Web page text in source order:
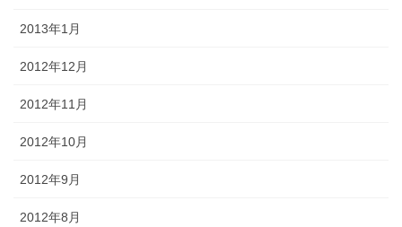
2013年1月
2012年12月
2012年11月
2012年10月
2012年9月
2012年8月